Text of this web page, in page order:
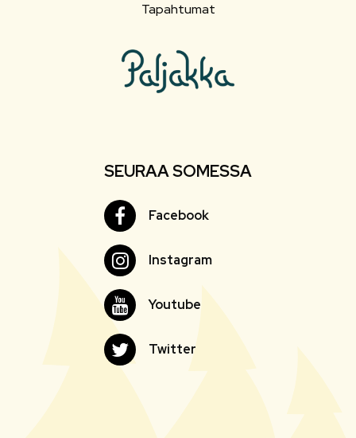
Tapahtumat
SEURAA SOMESSA
FacebookFacebook
InstagramInstagram
YoutubeYoutube
Twitter Twitter